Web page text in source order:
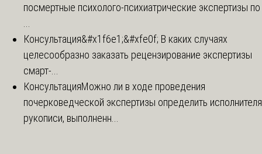
посмертные психолого-психиатрические экспертизы по
Консультация&#x1f6e1;&#xfe0f; В каких случаях
целесообразно заказать рецензирование экспертизы
смарт-...
КонсультацияМожно ли в ходе проведения
почерковедческой экспертизы определить исполнителя
рукописи, выполненн...